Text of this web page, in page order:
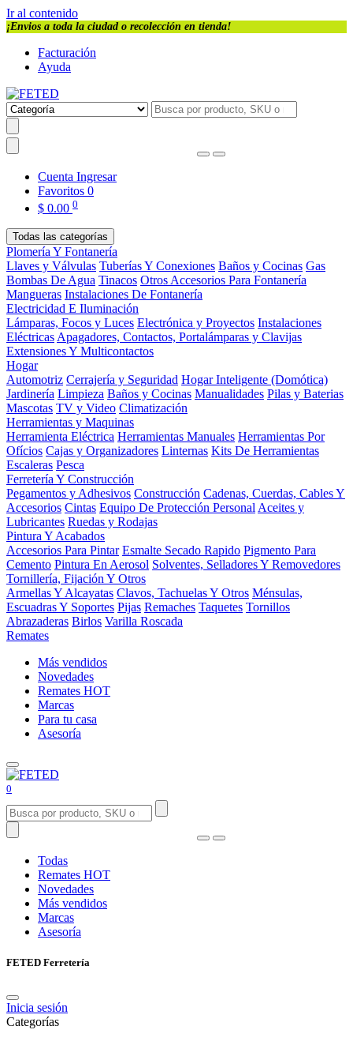
Ir al contenido
¡Envios a toda la ciudad o recolección en tienda!
Facturación
Ayuda
Cuenta Ingresar
Favoritos 0
$ 0.00 0
Todas las categorías
Plomería Y Fontanería
Llaves y Válvulas Tuberías Y Conexiones Baños y Cocinas Gas
Bombas De Agua Tinacos Otros Accesorios Para Fontanería
Mangueras Instalaciones De Fontanería
Electricidad E Iluminación
Lámparas, Focos y Luces Electrónica y Proyectos Instalaciones
Eléctricas Apagadores, Contactos, Portalámparas y Clavijas
Extensiones Y Multicontactos
Hogar
Automotriz Cerrajería y Seguridad Hogar Inteligente (Domótica)
Jardinería Limpieza Baños y Cocinas Manualidades Pilas y Baterias
Mascotas TV y Video Climatización
Herramientas y Maquinas
Herramienta Eléctrica Herramientas Manuales Herramientas Por
Ofícios Cajas y Organizadores Linternas Kits De Herramientas
Escaleras Pesca
Ferretería Y Construcción
Pegamentos y Adhesivos Construcción Cadenas, Cuerdas, Cables Y
Accesorios Cintas Equipo De Protección Personal Aceites y
Lubricantes Ruedas y Rodajas
Pintura Y Acabados
Accesorios Para Pintar Esmalte Secado Rapido Pigmento Para
Cemento Pintura En Aerosol Solventes, Selladores Y Removedores
Tornillería, Fijación Y Otros
Armellas Y Alcayatas Clavos, Tachuelas Y Otros Ménsulas,
Escuadras Y Soportes Pijas Remaches Taquetes Tornillos
Abrazaderas Birlos Varilla Roscada
Remates
Más vendidos
Novedades
Remates HOT
Marcas
Para tu casa
Asesoría
0
Todas
Remates HOT
Novedades
Más vendidos
Marcas
Asesoría
FETED Ferretería
Inicia sesión
Categorías